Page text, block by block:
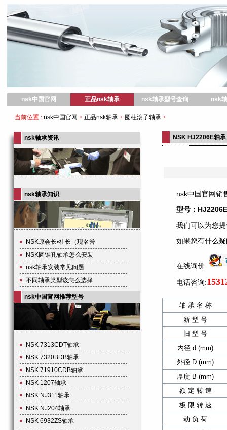
nsk中国官网 正品nsk轴承 nsk轴承型号查询 nsk
当前位置 : nsk中国官网 > 正品nsk轴承 > 圆柱滚子轴承 >
NSK HJ2206E轴承
nsk中国官网销
型号：
我们可以为您
如果您有什么
在线询价:
电话咨询:
轴 承 名 称
新 型 号
旧 型 号
内径 d (mm)
外径 D (mm)
厚度 B (mm)
额 定 转 速
极 限 转 速
动 负 荷
nsk轴承资讯
nsk轴承知识
NSK原会长•社长（现名誉
NSK圆锥孔轴承怎么安装
nsk轴承安装常见问题
不同轴承类型该怎么选择
nsk中国官网推荐型号
NSK 7313CDT轴承
NSK 7320BDB轴承
NSK 71910CDB轴承
NSK 1207轴承
NSK NJ311轴承
NSK NJ204轴承
NSK 6932ZS轴承